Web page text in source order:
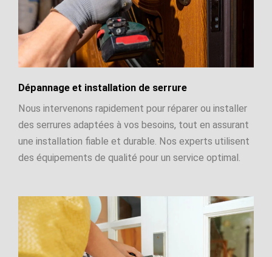
Dépannage et installation de serrure
Nous intervenons rapidement pour réparer ou installer
des serrures adaptées à vos besoins, tout en assurant
une installation fiable et durable. Nos experts utilisent
des équipements de qualité pour un service optimal.